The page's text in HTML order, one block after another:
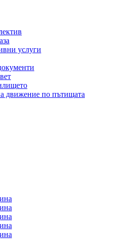
услуги
движение по пътищата